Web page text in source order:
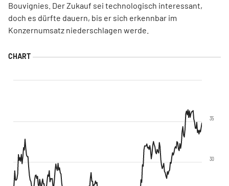
Bouvignies. Der Zukauf sei technologisch interessant,
doch es dürfte dauern, bis er sich erkennbar im
Konzernumsatz niederschlagen werde.
30
35